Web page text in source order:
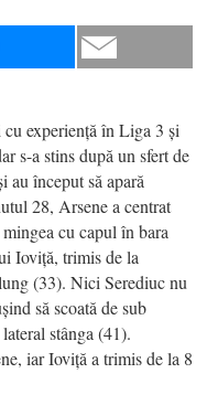
experiență în Liga 3 și
s-a stins după un sfert de
început să apară
28, Arsene a centrat
cu capul în bara
Ioviță, trimis de la
(33). Nici Serediuc nu
să scoată de sub
stânga (41).
iar Ioviță a trimis de la 8